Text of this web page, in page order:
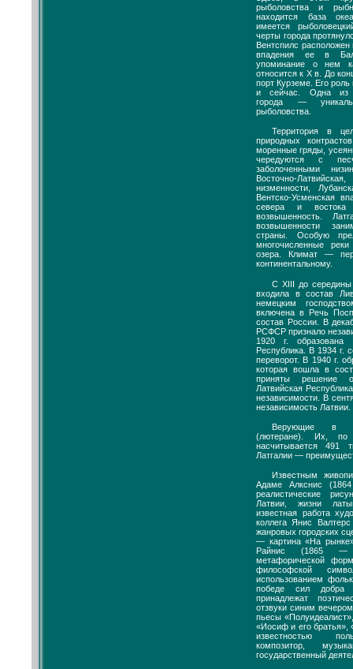
рыболовства и
находится база
имеется
черты города
Вентспилс
впадения ее в
упоминание о нем
относится к X в. До
порт Курземе. Его роль
и сейчас. Одна из
города —
рыболовства.
Территория в
природных
моренные гряды,
чередуются с
заболоченными
Восточно-
низменности,
Вентско-Усменская
севера и востока
возвышенность.
возвышенности
страны. Особую
многочисленные
озера. Климат —
континентальному.
С XIII до середины
входила в состав
немецким
включена в Речь
состав России. В
РСФСР признало
1920 г. образована
Республика. В 1934 г.
переворот. В 1940 г.
которая вошла в
приняты
Латвийская
независимости. В
независимость Латвии.
Верующие в
(лютеране). Их, по
насчитывается 491
Латгалии —
Известным
Адаме Алкснис
реалистические
Латвии, жизни
известная работа
коллега Янис
жанровых городских
— картина «На
Райнис (1865 —
метафорической
философской
использованием
победе сил
принадлежат
отзвуки синим
пьесы
«Иосиф и его
известностью
композитор,
государственный